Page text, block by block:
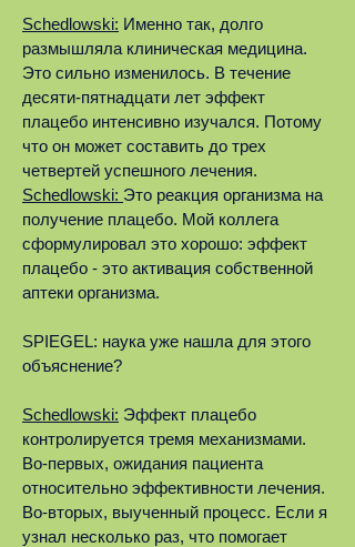
Schedlowski: Именно так, долго
размышляла клиническая медицина.
Это сильно изменилось. В течение
десяти-пятнадцати лет эффект
плацебо интенсивно изучался. Потому
что он может составить до трех
четвертей успешного лечения.
Schedlowski: Это реакция организма на
получение плацебо. Мой коллега
сформулировал это хорошо: эффект
плацебо - это активация собственной
аптеки организма.
SPIEGEL: наука уже нашла для этого
объяснение?
Schedlowski: Эффект плацебо
контролируется тремя механизмами.
Во-первых, ожидания пациента
относительно эффективности лечения.
Во-вторых, выученный процесс. Если я
узнал несколько раз, что помогает